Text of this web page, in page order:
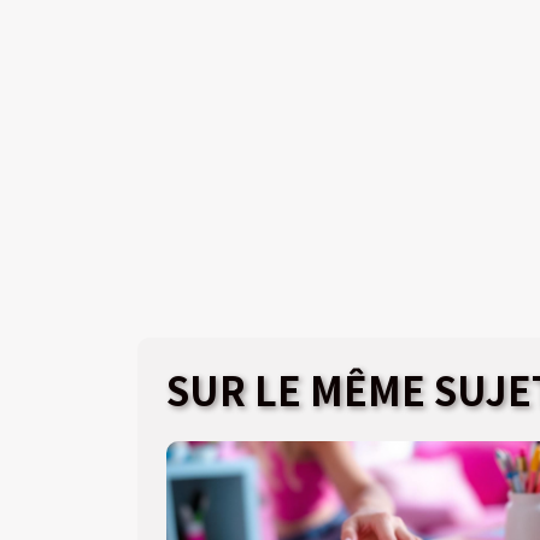
SUR LE MÊME